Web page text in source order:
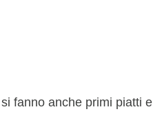
fanno anche primi piatti e